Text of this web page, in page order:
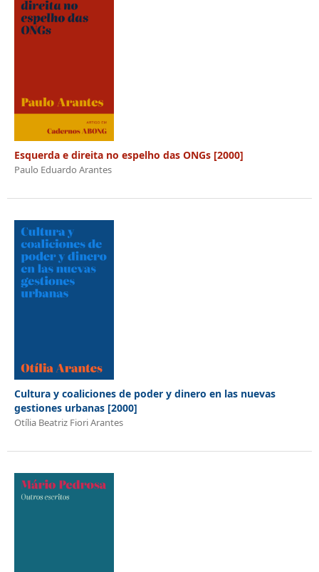
Esquerda e direita no espelho das ONGs [2000]
Paulo Eduardo Arantes
Cultura y coaliciones de poder y dinero en las nuevas
gestiones urbanas [2000]
Otília Beatriz Fiori Arantes